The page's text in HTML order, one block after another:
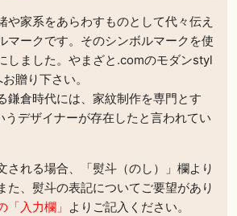
や家系をあらわすものとして代々伝え
マークです。そのシンボルマークを使
しました。やまざと.comのモダンstyl
贈り下さい。
鎌倉時代には、家紋制作を専門とす
うデザイナーが存在したと言われてい
される場合、「熨斗（のし）」欄より
た、熨斗の表記についてご要望があり
「入力欄」 よりご記入ください。